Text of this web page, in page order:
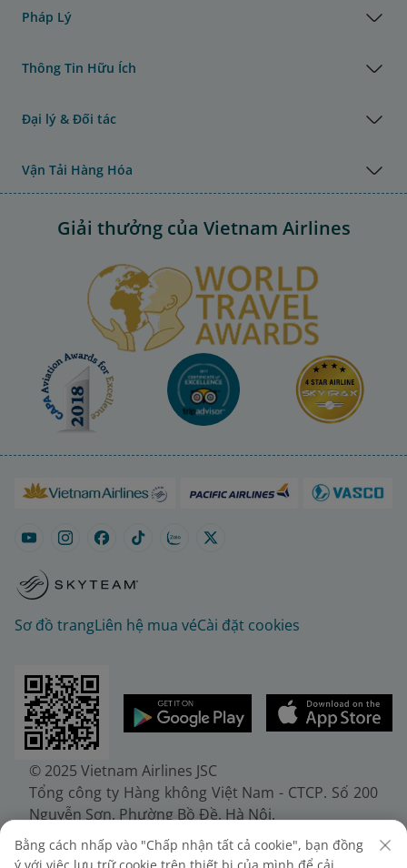
Pháp Lý
Thông Tin Hữu Ích
Đại lý & Đối tác
Vận Tải Hàng Hóa
Giải thưởng của Vietnam Airlines
Sơ đồ trangLiên hệ mua véCài đặt cookies
© 2025 Vietnam Airlines JSC
Tổng công ty Hàng không Việt Nam - CTCP. Số 200
Nguyễn Sơn, Phường Bồ Đề, Hà Nội.
Điện thoại: (+84-24) 38272289. Fax: (+84-24)
38722375
Bằng cách nhấp vào "Chấp nhận tất cả cookie", bạn đồng